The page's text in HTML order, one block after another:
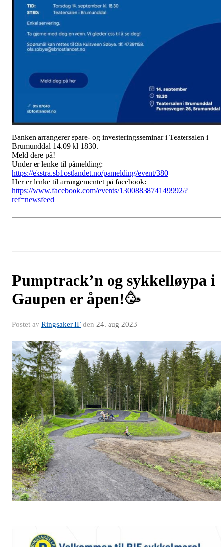
Banken arrangerer spare- og investeringsseminar i Teatersalen i
Brumunddal 14.09 kl 1830.
Meld dere på!
Under er lenke til påmelding:
https://ekstra.sb1ostlandet.no/pamelding/event/380
Her er lenke til arrangementet på facebook:
https://www.facebook.com/events/1300883874149992/?
ref=newsfeed
Pumptrack’n og sykkelløypa i
Gaupen er åpen!🥳
Postet av Ringsaker IF den 24. aug 2023